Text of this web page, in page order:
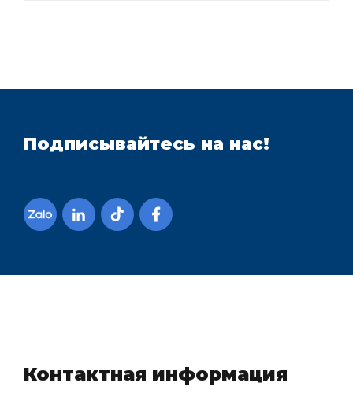
Подписывайтесь на нас!
Контактная информация